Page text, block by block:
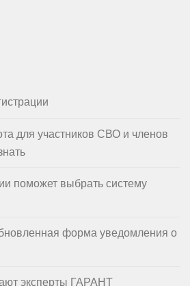
для участников СВО и членов
поможет выбрать систему
форма уведомления о
эксперты ГАРАНТ